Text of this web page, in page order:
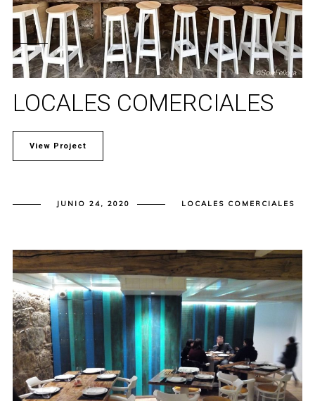
LOCALES COMERCIALES
View Project
JUNIO 24, 2020 LOCALES COMERCIALES